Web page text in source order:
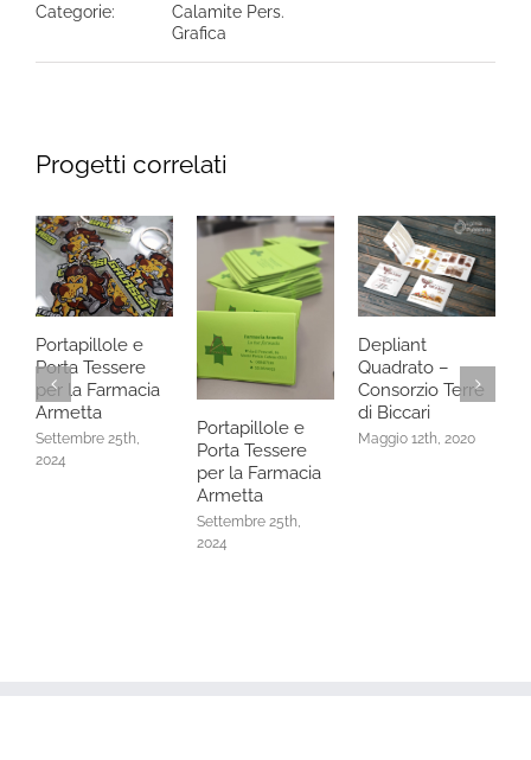
Categorie:
Calamite Pers.
Grafica
Progetti correlati
Portapillole e
Porta Tessere
per la Farmacia
Armetta
Settembre 25th,
2024
Portapillole e
Porta Tessere
per la Farmacia
Armetta
Settembre 25th,
2024
Depliant
Quadrato –
Consorzio Terre
di Biccari
Maggio 12th, 2020